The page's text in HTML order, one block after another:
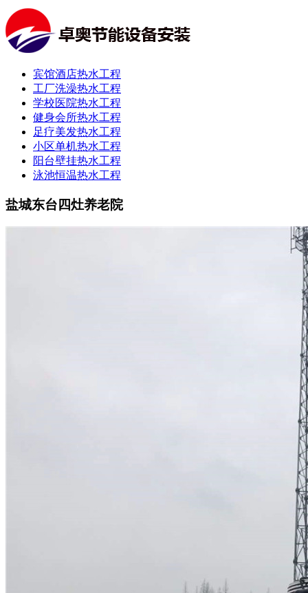
宾馆酒店热水工程
工厂洗澡热水工程
学校医院热水工程
健身会所热水工程
足疗美发热水工程
小区单机热水工程
阳台壁挂热水工程
泳池恒温热水工程
盐城东台四灶养老院